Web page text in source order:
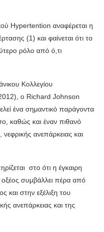
Ηypertention αναφέρεται η
(1) και φαίνεται ότι το
ρόλο από ό,τι
Κολλεγίου
ο Richard Johnson
ένα σημαντικό παράγοντα
καθώς και έναν πιθανό
ανεπάρκειας και
στο ότι η έγκαιρη
συμβάλλει πέρα από
και στην εξέλιξη του
ανεπάρκειας και της